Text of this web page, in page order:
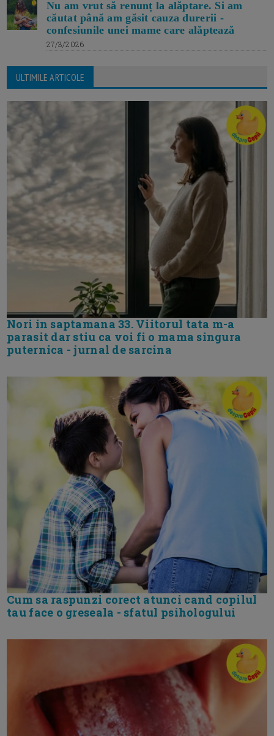
Nu am vrut să renunț la alăptare. Si am
căutat până am găsit cauza durerii -
confesiunile unei mame care alăptează
27/3/2026
ULTIMILE ARTICOLE
Nori in saptamana 33. Viitorul tata m-a
parasit dar stiu ca voi fi o mama singura
puternica - jurnal de sarcina
Cum sa raspunzi corect atunci cand copilul
tau face o greseala - sfatul psihologului